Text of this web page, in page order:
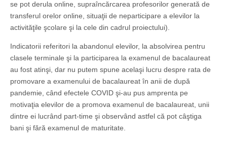
se pot derula online, supraîncărcarea profesorilor generată de
transferul orelor online, situaţii de neparticipare a elevilor la
activităţile şcolare şi la cele din cadrul proiectului).
Indicatorii referitori la abandonul elevilor, la absolvirea pentru
clasele terminale şi la participarea la examenul de bacalaureat
au fost atinşi, dar nu putem spune acelaşi lucru despre rata de
promovare a examenului de bacalaureat în anii de după
pandemie, când efectele COVID şi-au pus amprenta pe
motivaţia elevilor de a promova examenul de bacalaureat, unii
dintre ei lucrând part-time şi observând astfel că pot câştiga
bani şi fără examenul de maturitate.